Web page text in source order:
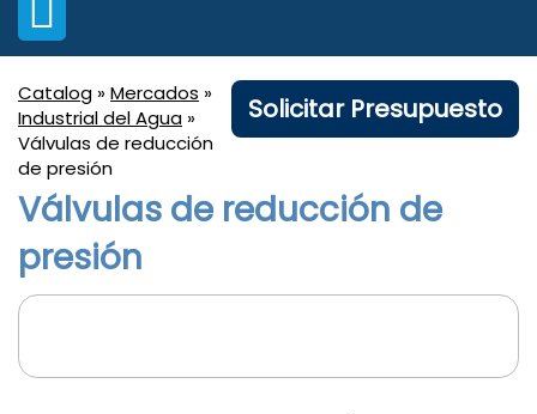
Solicitar Presupuesto
Catalog »Mercados »
Industrial del Agua »
Válvulas de reducción
de presión
Válvulas de reducción de
presión